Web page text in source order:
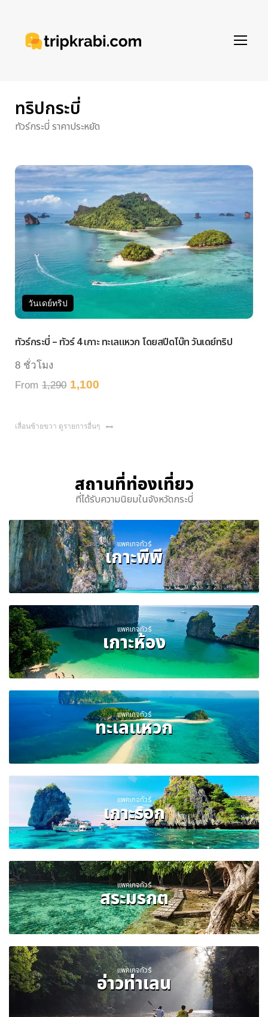
ทริปกระบี่
ทัวร์กระบี่ ราคาประหยัด
วันเดย์ทริป
ทัวร์กระบี่ – ทัวร์ 4 เกาะ ทะเลแหวก โดยสปีดโบ๊ท วันเดย์ทริป
8 ชั่วโมง
From 1,290 1,100
เลื่อนซ้ายขวา ดูรายการอื่นๆ
สถานที่ท่องเที่ยว
ที่ได้รับความนิยมในจังหวัดกระบี่
แพคเกจทัวร์
เกาะพีพี
แพคเกจทัวร์
เกาะห้อง
แพคเกจทัวร์
ทะเลแหวก
แพคเกจทัวร์
เกาะรอก
แพคเกจทัวร์
สระมรกต
แพคเกจทัวร์
อ่าวท่าเลน